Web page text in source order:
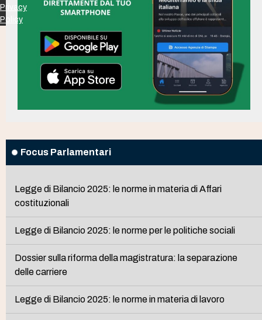
Focus Parlamentari
Legge di Bilancio 2025: le norme in materia di Affari
costituzionali
Legge di Bilancio 2025: le norme per le politiche sociali
Dossier sulla riforma della magistratura: la separazione
delle carriere
Legge di Bilancio 2025: le norme in materia di lavoro
Privacy
Policy